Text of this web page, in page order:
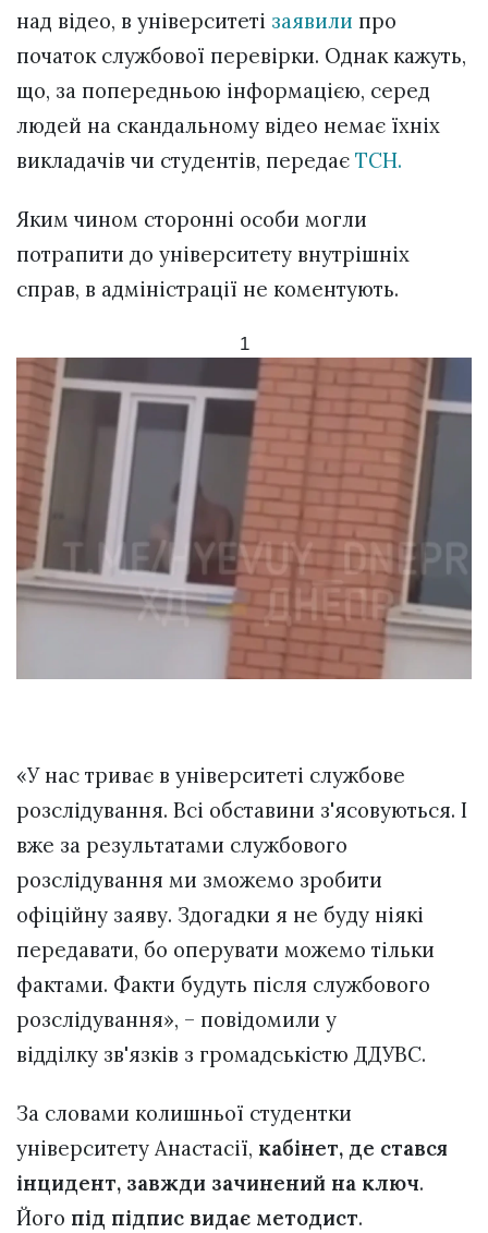
над відео, в університеті заявили про
початок службової перевірки. Однак кажуть,
що, за попередньою інформацією, серед
людей на скандальному відео немає їхніх
викладачів чи студентів, передає ТСН.
Яким чином сторонні особи могли
потрапити до університету внутрішніх
справ, в адміністрації не коментують.
1
«У нас триває в університеті службове
розслідування. Всі обставини з'ясовуються. І
вже за результатами службового
розслідування ми зможемо зробити
офіційну заяву. Здогадки я не буду ніякі
передавати, бо оперувати можемо тільки
фактами. Факти будуть після службового
розслідування», – повідомили у
відділку зв'язків з громадськістю ДДУВС.
За словами колишньої студентки
університету Анастасії, кабінет, де стався
інцидент, завжди зачинений на ключ.
Його під підпис видає методист.